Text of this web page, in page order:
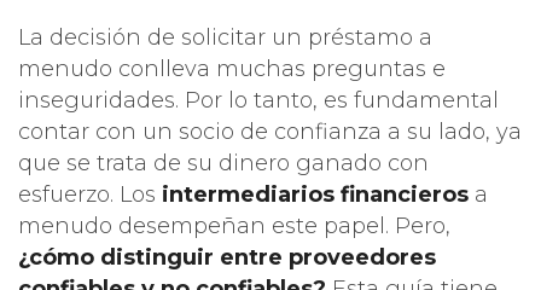
La decisión de solicitar un préstamo a
menudo conlleva muchas preguntas e
inseguridades. Por lo tanto, es fundamental
contar con un socio de confianza a su lado, ya
que se trata de su dinero ganado con
esfuerzo. Los intermediarios financieros a
menudo desempeñan este papel. Pero,
¿cómo distinguir entre proveedores